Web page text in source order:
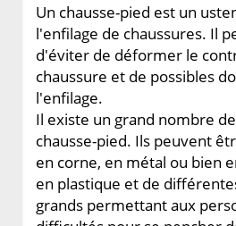
Un chausse-pied est un
l'enfilage de chaussures. Il
d'éviter de déformer le
chaussure et de possibles
l'enfilage.
Il existe un grand nombre
chausse-pied. Ils peuvent
en corne, en métal ou bien
en plastique et de
grands permettant aux